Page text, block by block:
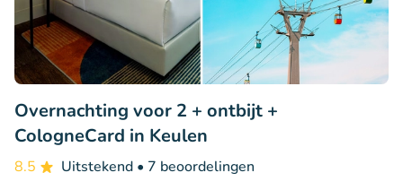
Overnachting voor 2 + ontbijt +
CologneCard in Keulen
8.5 Uitstekend • 7 beoordelingen